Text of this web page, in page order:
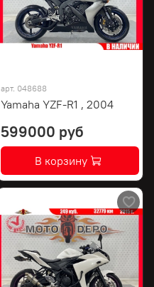
арт. 048688
Yamaha YZF-R1 , 2004
599000 руб
В корзину